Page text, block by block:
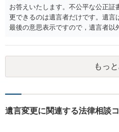
お答えいたします。不公平な公正
更できるのは遺言者だけです。遺言
最後の意思表示ですので，遺言者以
とはできないのです。
もっ
遺言変更に関連する法律相談